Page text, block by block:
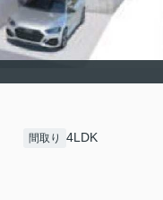
間取り 4LDK